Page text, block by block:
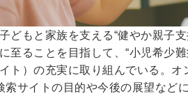
どもと家族を支える“健やか親子
至ることを目指して、“小児希少
ト）の充実に取り組んでいる。
索サイトの目的や今後の展望など